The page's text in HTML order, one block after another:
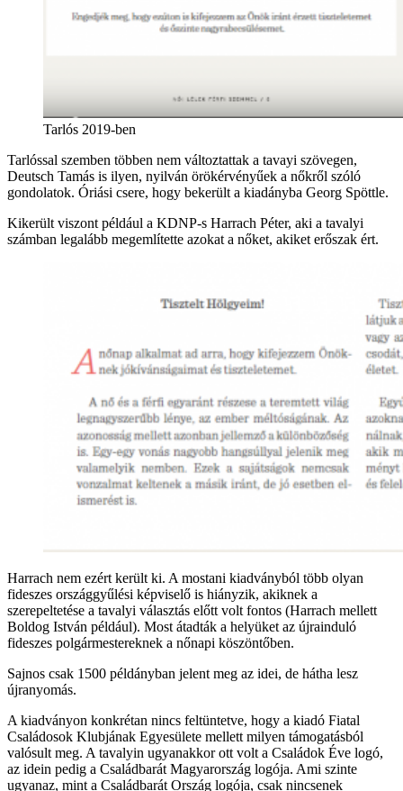
Tarlós 2019-ben
Tarlóssal szemben többen nem változtattak a tavayi szövegen,
Deutsch Tamás is ilyen, nyilván örökérvényűek a nőkről szóló
gondolatok. Óriási csere, hogy bekerült a kiadányba Georg Spöttle.
Kikerült viszont például a KDNP-s Harrach Péter, aki a tavalyi
számban legalább megemlítette azokat a nőket, akiket erőszak ért.
Harrach nem ezért került ki. A mostani kiadványból több olyan
fideszes országgyűlési képviselő is hiányzik, akiknek a
szerepeltetése a tavalyi választás előtt volt fontos (Harrach mellett
Boldog István például). Most átadták a helyüket az újrainduló
fideszes polgármestereknek a nőnapi köszöntőben.
Sajnos csak 1500 példányban jelent meg az idei, de hátha lesz
újranyomás.
A kiadványon konkrétan nincs feltüntetve, hogy a kiadó Fiatal
Családosok Klubjának Egyesülete mellett milyen támogatásból
valósult meg. A tavalyin ugyanakkor ott volt a Családok Éve logó,
az idein pedig a Családbarát Magyarország logója. Ami szinte
ugyanaz, mint a Családbarát Ország logója, csak nincsenek